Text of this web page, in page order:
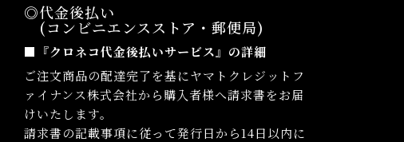
◎代金後払い
(コンビニエンスストア・郵便局)
■『クロネコ代金後払いサービス』の詳細
ご注文商品の配達完了を基にヤマトクレジットフ
ァイナンス株式会社から購入者様へ請求書をお届
けいたします。
請求書の記載事項に従って発行日から14日以内に